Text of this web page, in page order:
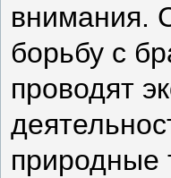
внимания.
борьбу с
проводят
природные